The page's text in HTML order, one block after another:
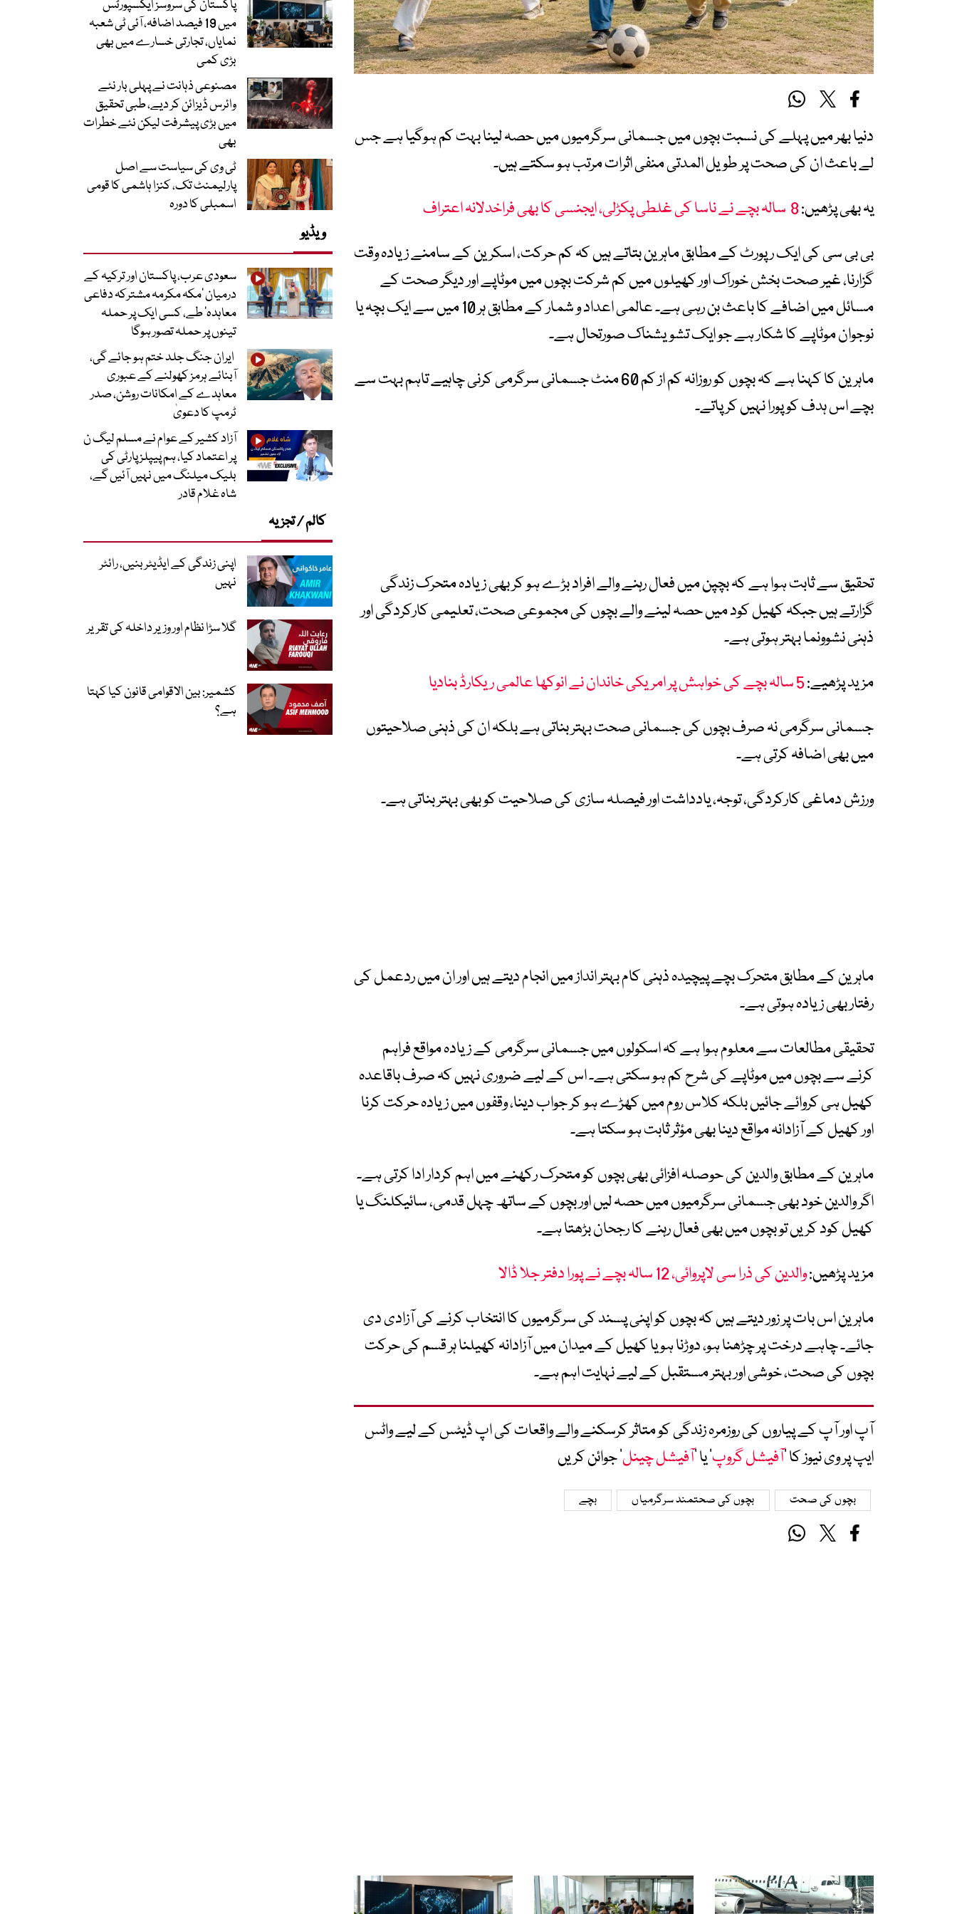
دنیا بھر میں پہلے کی نسبت بچوں میں جسمانی سرگرمیوں میں حصہ لینا بہت کم ہوگیا ہے جس
لے باعث ان کی صحت پر طویل المدتی منفی اثرات مرتب ہو سکتے ہیں۔
یہ بھی پڑھیں:8 سالہ بچے نے ناسا کی غلطی پکڑلی، ایجنسی کا بھی فراخدلانہ اعتراف
بی بی سی کی ایک رپورٹ کے مطابق ماہرین بتاتے ہیں کہ کم حرکت، اسکرین کے سامنے زیادہ وقت
گزارنا، غیر صحت بخش خوراک اور کھیلوں میں کم شرکت بچوں میں موٹاپے اور دیگر صحت کے
مسائل میں اضافے کا باعث بن رہی ہے۔ عالمی اعداد و شمار کے مطابق ہر 10 میں سے ایک بچہ یا
نوجوان موٹاپے کا شکار ہے جو ایک تشویشناک صورتحال ہے۔
ماہرین کا کہنا ہے کہ بچوں کو روزانہ کم از کم 60 منٹ جسمانی سرگرمی کرنی چاہیے تاہم بہت سے
بچے اس ہدف کو پورا نہیں کر پاتے۔
تحقیق سے ثابت ہوا ہے کہ بچپن میں فعال رہنے والے افراد بڑے ہو کر بھی زیادہ متحرک زندگی
گزارتے ہیں جبکہ کھیل کود میں حصہ لینے والے بچوں کی مجموعی صحت، تعلیمی کارکردگی اور
ذہنی نشوونما بہتر ہوتی ہے۔
مزید پڑھیے:5 سالہ بچے کی خواہش پر امریکی خاندان نے انوکھا عالمی ریکارڈ بنادیا
جسمانی سرگرمی نہ صرف بچوں کی جسمانی صحت بہتر بناتی ہے بلکہ ان کی ذہنی صلاحیتوں
میں بھی اضافہ کرتی ہے۔
ورزش دماغی کارکردگی، توجہ، یادداشت اور فیصلہ سازی کی صلاحیت کو بھی بہتر بناتی ہے۔
ماہرین کے مطابق متحرک بچے پیچیدہ ذہنی کام بہتر انداز میں انجام دیتے ہیں اور ان میں ردعمل کی
رفتار بھی زیادہ ہوتی ہے۔
تحقیقی مطالعات سے معلوم ہوا ہے کہ اسکولوں میں جسمانی سرگرمی کے زیادہ مواقع فراہم
کرنے سے بچوں میں موٹاپے کی شرح کم ہو سکتی ہے۔ اس کے لیے ضروری نہیں کہ صرف باقاعدہ
کھیل ہی کروائے جائیں بلکہ کلاس روم میں کھڑے ہو کر جواب دینا، وقفوں میں زیادہ حرکت کرنا
اور کھیل کے آزادانہ مواقع دینا بھی مؤثر ثابت ہو سکتا ہے۔
ماہرین کے مطابق والدین کی حوصلہ افزائی بھی بچوں کو متحرک رکھنے میں اہم کردار ادا کرتی ہے۔
اگر والدین خود بھی جسمانی سرگرمیوں میں حصہ لیں اور بچوں کے ساتھ چہل قدمی، سائیکلنگ یا
کھیل کود کریں تو بچوں میں بھی فعال رہنے کا رجحان بڑھتا ہے۔
مزید پڑھیں:والدین کی ذرا سی لاپروائی، 12 سالہ بچے نے پورا دفتر جلا ڈالا
ماہرین اس بات پر زور دیتے ہیں کہ بچوں کو اپنی پسند کی سرگرمیوں کا انتخاب کرنے کی آزادی دی
جائے۔ چاہے درخت پر چڑھنا ہو، دوڑنا ہو یا کھیل کے میدان میں آزادانہ کھیلنا ہر قسم کی حرکت
بچوں کی صحت، خوشی اور بہتر مستقبل کے لیے نہایت اہم ہے۔
آپ اور آپ کے پیاروں کی روزمرہ زندگی کو متاثر کرسکنے والے واقعات کی اپ ڈیٹس کے لیے واٹس
ایپ پر وی نیوز کا ’آفیشل گروپ‘ یا ’آفیشل چینل‘ جوائن کریں
بچوں کی صحت بچوں کی صحتمند سرگرمیاں بچے
پاکستان کی سروسز ایکسپورٹس
میں 19 فیصد اضافہ، آئی ٹی شعبہ
نمایاں، تجارتی خسارے میں بھی
بڑی کمی
مصنوعی ذہانت نے پہلی بار نئے
وائرس ڈیزائن کر دیے، طبی تحقیق
میں بڑی پیشرفت لیکن نئے خطرات
بھی
ٹی وی کی سیاست سے اصل
پارلیمنٹ تک، کنزا ہاشمی کا قومی
اسمبلی کا دورہ
ویڈیو
سعودی عرب، پاکستان اور ترکیہ کے
درمیان ’مکہ مکرمہ مشترکہ دفاعی
معاہدہ‘ طے، کسی ایک پر حملہ
تینوں پر حملہ تصور ہوگا
ایران جنگ جلد ختم ہو جائے گی،
آبنائے ہرمز کھولنے کے عبوری
معاہدے کے امکانات روشن، صدر
ٹرمپ کا دعویٰ
آزاد کشیر کے عوام نے مسلم لیگ ن
پر اعتماد کیا، ہم پیپلز پارٹی کی
بلیک میلنگ میں نہیں آئیں گے،
شاہ غلام قادر
کالم / تجزیہ
اپنی زندگی کے ایڈیٹر بنیں، رائٹر
نہیں
گلا سڑا نظام اور وزیر داخلہ کی تقریر
کشمیر: بین الاقوامی قانون کیا کہتا
ہے؟